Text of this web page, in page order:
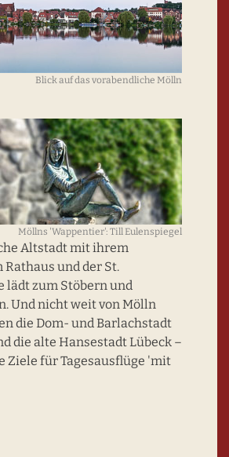
Blick auf das vorabendliche Mölln
Möllns 'Wappentier': Till Eulenspiegel
Altstadt mit ihrem
und der St.
lädt zum Stöbern und
Und nicht weit von Mölln
die Dom- und Barlachstadt
die alte Hansestadt Lübeck –
Ziele für Tagesausflüge 'mit